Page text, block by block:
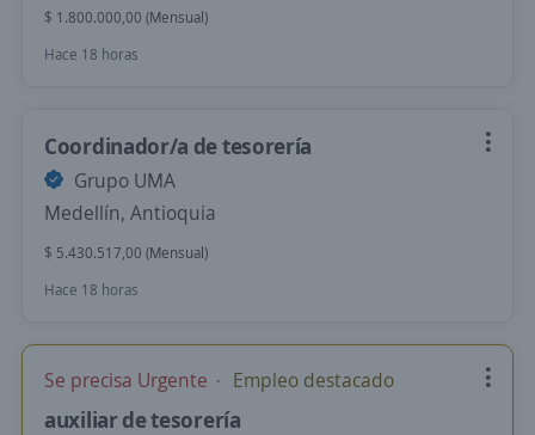
$ 1.800.000,00 (Mensual)
Hace 18 horas
Coordinador/a de tesorería
Grupo UMA
Medellín, Antioquia
$ 5.430.517,00 (Mensual)
Hace 18 horas
Se precisa Urgente Empleo destacado
auxiliar de tesorería